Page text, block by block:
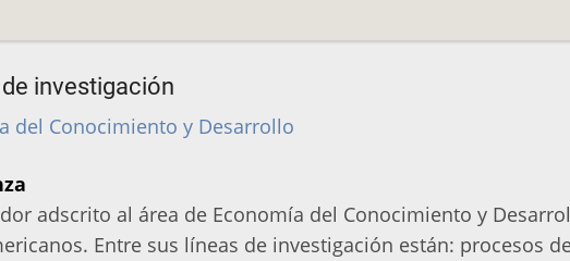
investigación
del Conocimiento y Desarrollo
adscrito al área de Economía del Conocimiento y
Entre sus líneas de investigación están: procesos